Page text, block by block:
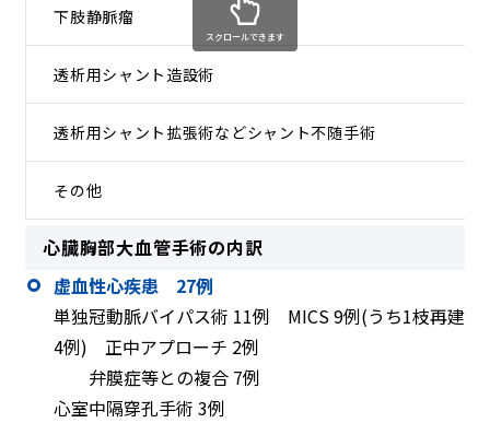
下肢静脈瘤
透析用シャント造設術
透析用シャント拡張術などシャント不随手術
その他
スクロールできます
心臓胸部大血管手術の内訳
虚血性心疾患 27例
単独冠動脈バイパス術 11例 MICS 9例(うち1枝再建
4例) 正中アプローチ 2例
弁膜症等との複合 7例
心室中隔穿孔手術 3例